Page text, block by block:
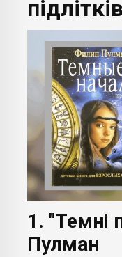
підлітків
1. "Темні
Пулман